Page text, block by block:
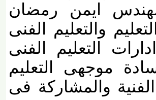
ايمن رمضان
والتعليم الفنى
التعليم الفنى
موجهى التعليم
والمشاركة فى